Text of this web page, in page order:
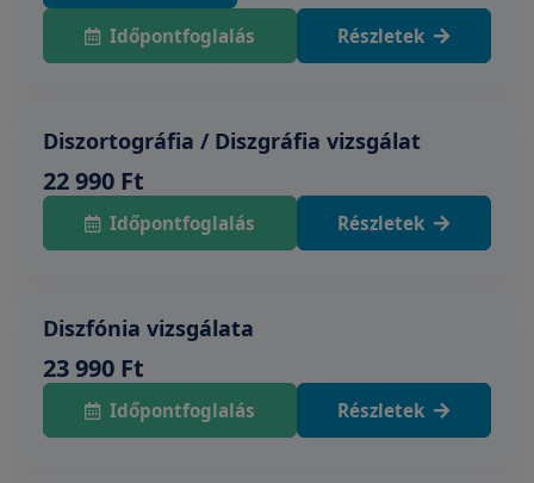
Időpontfoglalás Részletek
Diszortográfia / Diszgráfia vizsgálat
22 990 Ft
Időpontfoglalás Részletek
Diszfónia vizsgálata
23 990 Ft
Időpontfoglalás Részletek